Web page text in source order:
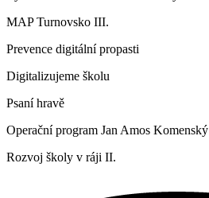
MAP Turnovsko III.
Prevence digitální propasti
Digitalizujeme školu
Psaní hravě
Operační program Jan Amos Komenský
Rozvoj školy v ráji II.